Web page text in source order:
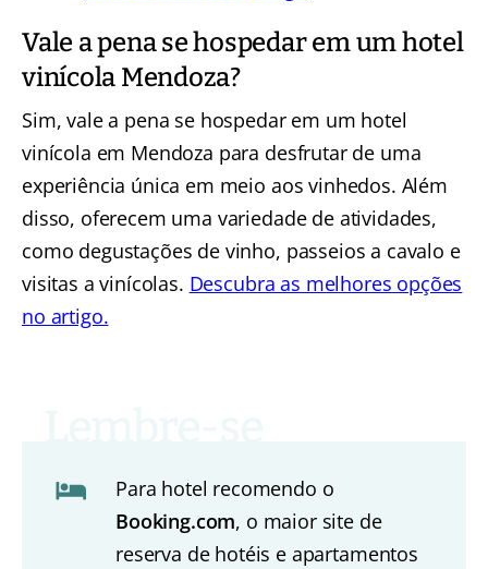
Vale a pena se hospedar em um hotel
vinícola Mendoza?
Sim, vale a pena se hospedar em um hotel
vinícola em Mendoza para desfrutar de uma
experiência única em meio aos vinhedos. Além
disso, oferecem uma variedade de atividades,
como degustações de vinho, passeios a cavalo e
visitas a vinícolas. Descubra as melhores opções
no artigo.
Para hotel recomendo o
Booking.com, o maior site de
reserva de hotéis e apartamentos